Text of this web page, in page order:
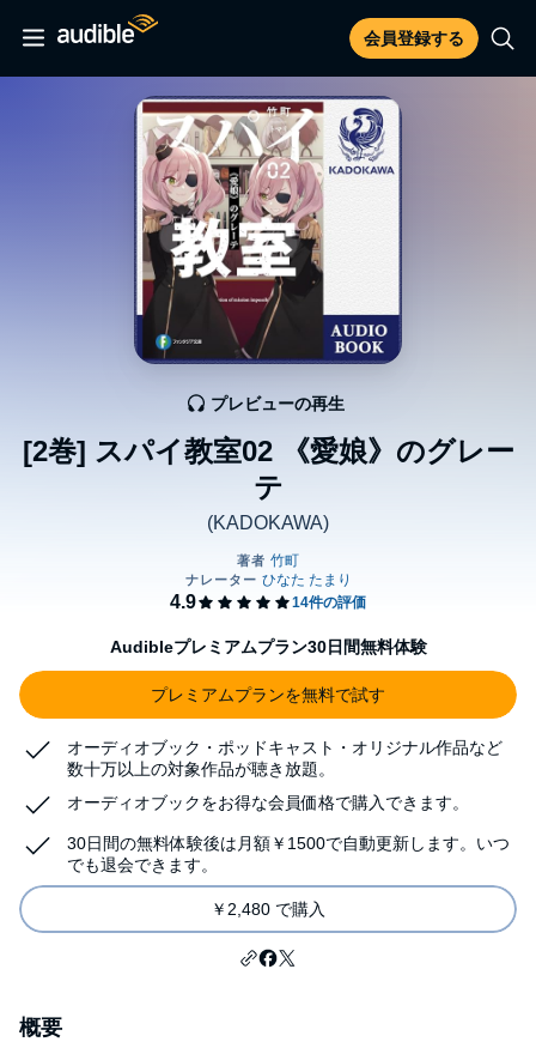
会員登録する
[2巻] スパイ教室02 《愛娘》のグレー
テ
(KADOKAWA)
プレビューの再生
Audibleプレミアムプラン30日間無料体験
プレミアムプランを無料で試す
オーディオブック・ポッドキャスト・オリジナル作品など
数十万以上の対象作品が聴き放題。
オーディオブックをお得な会員価格で購入できます。
30日間の無料体験後は月額￥1500で自動更新します。いつ
でも退会できます。
￥2,480 で購入
概要